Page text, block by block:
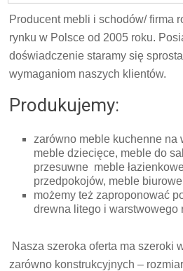
Producent mebli i schodów/ firma
rynku w Polsce od 2005 roku.
doświadczenie staramy się
wymaganiom naszych klientów.
Produkujemy:
zarówno meble kuchenne na
meble dziecięce, meble do
przesuwne meble
przedpokojów, meble
możemy też zaproponować
drewna litego i warstwowego
Nasza szeroka oferta ma szeroki
zarówno konstrukcyjnych –